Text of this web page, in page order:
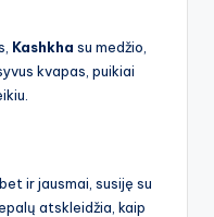
Kashkha su medžio,
kvapas, puikiai
ir jausmai, susiję su
atskleidžia, kaip